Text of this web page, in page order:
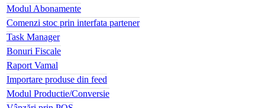
Modul Abonamente
Comenzi stoc prin interfata partener
Task Manager
Bonuri Fiscale
Raport Vamal
Importare produse din feed
Modul Productie/Conversie